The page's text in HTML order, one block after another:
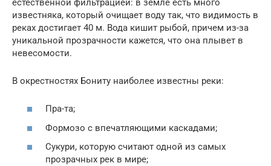
естественной фильтрацией: в земле есть много
известняка, который очищает воду так, что видимость в
реках достигает 40 м. Вода кишит рыбой, причем из-за
уникальной прозрачности кажется, что она плывет в
невесомости.
В окрестностях Бониту наиболее известны реки:
Пра-та;
Формозо с впечатляющими каскадами;
Сукури, которую считают одной из самых
прозрачных рек в мире;